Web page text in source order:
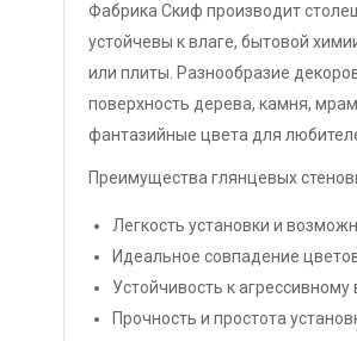
Фабрика Скиф производит
устойчевы к влаге, бытовой
или плиты. Разнообразие
поверхность дерева, камня,
фантазийные цвета для
Преимущества глянцевых
Легкость установки и
Идеальное совпадение
Устойчивость к
Прочность и простота